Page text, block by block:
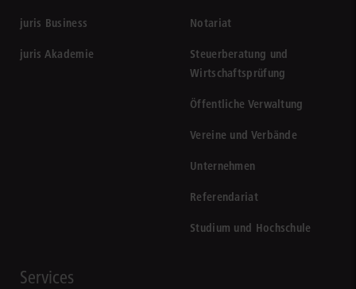
juris Business
juris Akademie
Notariat
Steuerberatung und
Wirtschaftsprüfung
Öffentliche Verwaltung
Vereine und Verbände
Unternehmen
Referendariat
Studium und Hochschule
Services